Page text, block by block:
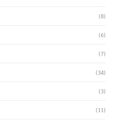
(8)
(6)
(7)
(34)
(3)
(11)